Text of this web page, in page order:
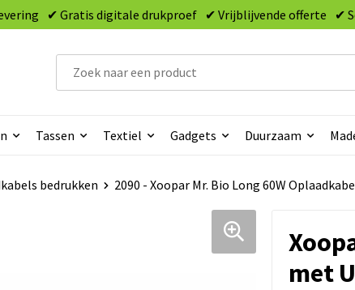
✔ Gratis digitale drukproef ✔ Vrijblijvende offerte ✔
Tassen Textiel Gadgets Duurzaam
bedrukken 2090 - Xoopar Mr. Bio Long 60W
met